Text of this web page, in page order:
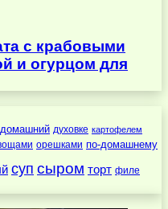
с крабовыми
и огурцом для
домашний духовке картофелем
орешками по-домашнему
суп сыром торт филе